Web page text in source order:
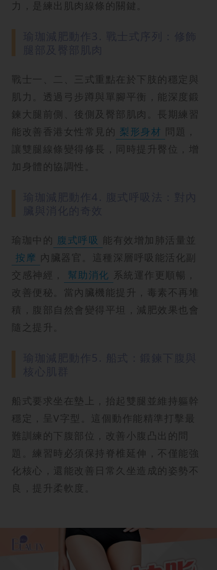
力，是練出肌肉線條的關鍵。
戰士一、二、三式重點在於下肢的穩定與
肌力。透過弓步蹲與單腳平衡，能深度鍛
鍊大腿前側、後側及臀部肌肉。長期練習
能改善香港女性常見的 梨形身材 問題，
讓雙腿線條變得修長，同時提升臀位，增
加身體的協調性。
瑜珈中的 腹式呼吸 能有效增加肺活量並
按摩 內臟器官。這種深層呼吸能活化副
交感神經，
幫助消化 系統運作更順暢，
改善便秘。當內臟機能提升，毒素不再堆
積，腹部自然會變得平坦，減肥效果也會
隨之提升。
船式要求坐在墊上，抬起雙腿並維持軀幹
穩定，呈V字型。這個動作能精準打擊最
難訓練的下腹部位，改善小腹凸出的問
題。練習時必須保持脊椎延伸，不僅能強
化核心，還能改善日常久坐造成的姿勢不
良，提升柔軟度。